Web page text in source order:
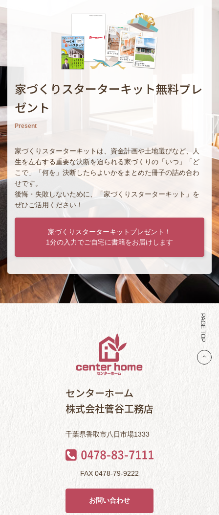
家づくりスターターキット無料プレ
ゼント
Present
家づくりスターターキットは、資金計画や土地選びなど、人
生を左右する重要な決断を迫られる家づくりの「いつ」「ど
こで」「何を」決断したらよいかをまとめた冊子の詰め合わ
せです。
後悔・失敗しないために、「家づくりスターターキット」を
ぜひご活用ください！
家づくりスターターキットプレゼント！
1分の入力でご自宅に書籍をお届けします
PAGE TOP
センターホーム
株式会社菅谷工務店
千葉県香取市八日市場1333
FAX 0478-79-9222
お問い合わせ